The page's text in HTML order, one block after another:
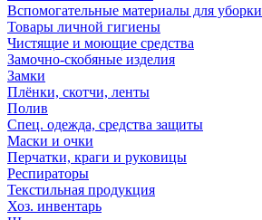
Вспомогательные материалы для уборки
Товары личной гигиены
Чистящие и моющие средства
Замочно-скобяные изделия
Замки
Плёнки, скотчи, ленты
Полив
Спец. одежда, средства защиты
Маски и очки
Перчатки, краги и руковицы
Респираторы
Текстильная продукция
Хоз. инвентарь